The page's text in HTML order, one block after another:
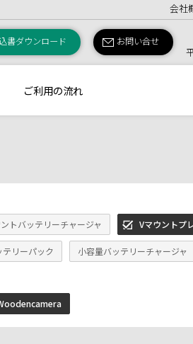
会社
書ダウンロード お問い合せ
ご利用の流れ
トバッテリーチャージャ Vマウントプ
テリーパック 小容量バッテリーチャージャ